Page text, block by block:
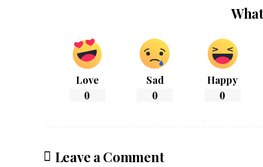
Love
0
Sad
0
Happy
0
Leave a Comment